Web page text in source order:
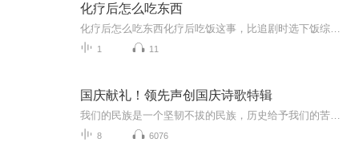
化疗后怎么吃东西
1 11
国庆献礼！领先声创国庆诗歌特辑
8 6076